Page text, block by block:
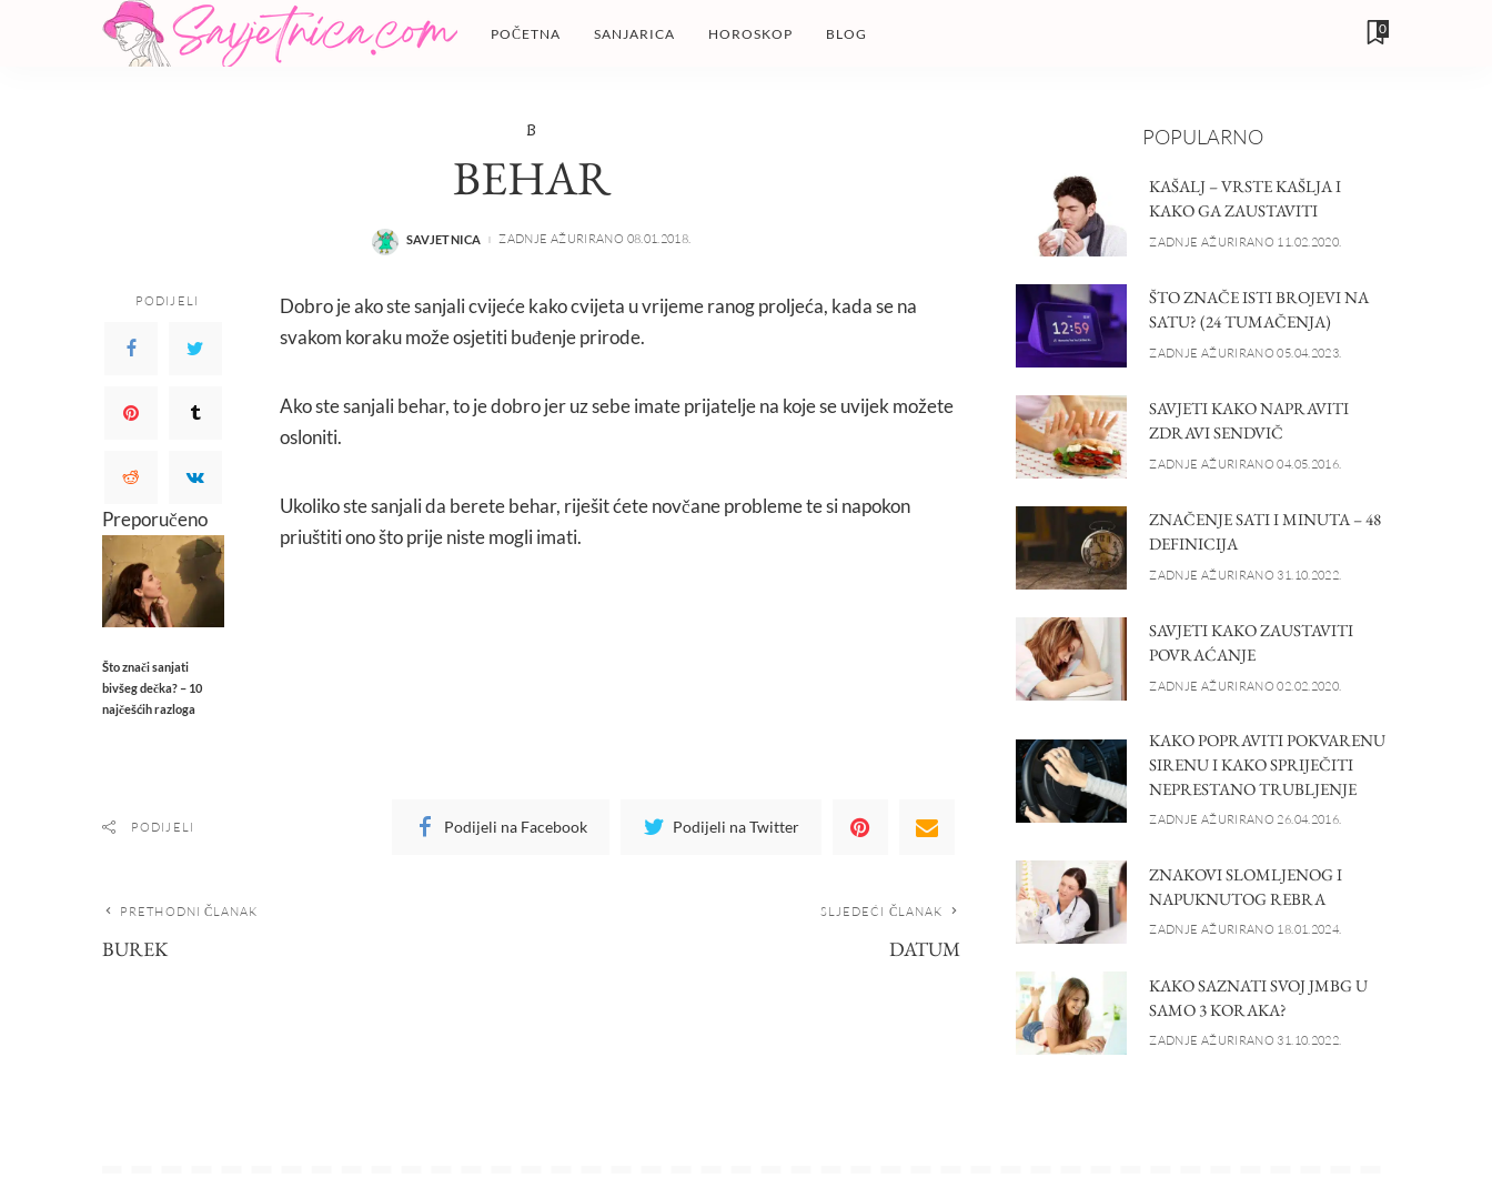
POČETNA SANJARICA HOROSKOP BLOG 0
B
BEHAR
POSTED
SAVJETNICA ZADNJE AŽURIRANO 08.01.2018.
PODIJELI
Preporučeno
Što znači sanjati
bivšeg dečka? – 10
najčešćih razloga
Dobro je ako ste sanjali cvijeće kako cvijeta u vrijeme ranog proljeća, kada se na
svakom koraku može osjetiti buđenje prirode.
Ako ste sanjali behar, to je dobro jer uz sebe imate prijatelje na koje se uvijek možete
osloniti.
Ukoliko ste sanjali da berete behar, riješit ćete novčane probleme te si napokon
priuštiti ono što prije niste mogli imati.
PODIJELI Podijeli na Facebook Podijeli na Twitter
PRETHODNI ČLANAK
BUREK
SLJEDEĆI ČLANAK
DATUM
POPULARNO
KAŠALJ – VRSTE KAŠLJA I
KAKO GA ZAUSTAVITI
ZADNJE AŽURIRANO 11.02.2020.
ŠTO ZNAČE ISTI BROJEVI NA
SATU? (24 TUMAČENJA)
ZADNJE AŽURIRANO 05.04.2023.
SAVJETI KAKO NAPRAVITI
ZDRAVI SENDVIČ
ZADNJE AŽURIRANO 04.05.2016.
ZNAČENJE SATI I MINUTA – 48
DEFINICIJA
ZADNJE AŽURIRANO 31.10.2022.
SAVJETI KAKO ZAUSTAVITI
POVRAĆANJE
ZADNJE AŽURIRANO 02.02.2020.
KAKO POPRAVITI POKVARENU
SIRENU I KAKO SPRIJEČITI
NEPRESTANO TRUBLJENJE
ZADNJE AŽURIRANO 26.04.2016.
ZNAKOVI SLOMLJENOG I
NAPUKNUTOG REBRA
ZADNJE AŽURIRANO 18.01.2024.
KAKO SAZNATI SVOJ JMBG U
SAMO 3 KORAKA?
ZADNJE AŽURIRANO 31.10.2022.